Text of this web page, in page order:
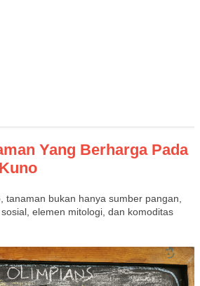
Yang Berharga Pada
tanaman bukan hanya sumber pangan,
elemen mitologi, dan komoditas